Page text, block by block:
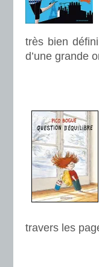
très bien
d’une grande
travers les